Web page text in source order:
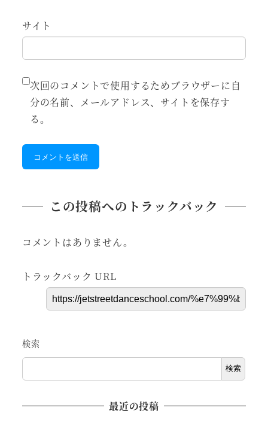
サイト
次回のコメントで使用するためブラウザーに自
分の名前、メールアドレス、サイトを保存す
る。
この投稿へのトラックバック
コメントはありません。
トラックバック URL
検索
検索
最近の投稿